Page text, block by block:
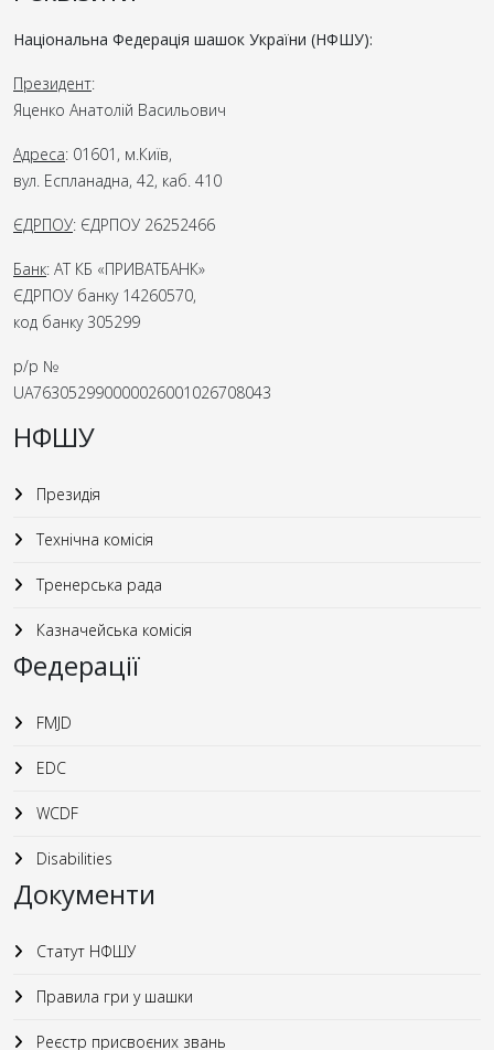
Національна Федерація шашок України (НФШУ):
Президент:
Яценко Анатолій Васильович
Адреса: 01601, м.Київ,
вул. Еспланадна, 42, каб. 410
ЄДРПОУ: ЄДРПОУ 26252466
Банк: АТ КБ «ПРИВАТБАНК»
ЄДРПОУ банку 14260570,
код банку 305299
р/р №
UA763052990000026001026708043
НФШУ
Президія
Технічна комісія
Тренерська рада
Казначейська комісія
Федерації
FMJD
EDC
WCDF
Disabilities
Документи
Статут НФШУ
Правила гри у шашки
Реєстр присвоєних звань